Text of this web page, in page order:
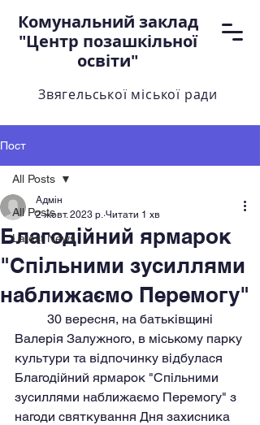
Комунальний заклад
"Центр позашкільної
освіти"
Звягельської міської ради
Пост
All Posts
Latest News
All Posts
Благодійний ярмарок
"Спільними зусиллями
наближаємо Перемогу"
Адмін
2 жовт. 2023 р. Читати 1 хв
Валерія Залужного, в міському парку
культури та відпочинку відбулася
Благодійний ярмарок "Спільними
зусиллями наближаємо Перемогу" з
нагоди святкування Дня захисника